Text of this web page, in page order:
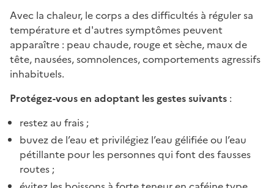
Avec la chaleur, le corps a des difficultés à réguler sa
température et d'autres symptômes peuvent
apparaître : peau chaude, rouge et sèche, maux de
tête, nausées, somnolences, comportements agressifs
inhabituels.
Protégez-vous en adoptant les gestes suivants :
restez au frais ;
buvez de l’eau et privilégiez l’eau gélifiée ou l’eau
pétillante pour les personnes qui font des fausses
routes ;